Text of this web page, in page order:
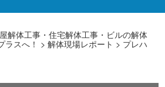
解体工事・住宅解体工事・ビルの解体
ラスへ！ >解体現場レポート > プレハ